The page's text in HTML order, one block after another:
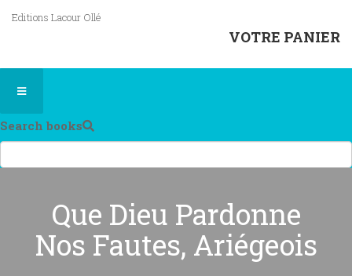
Editions Lacour Ollé
VOTRE PANIER
Search books
Que Dieu Pardonne
Nos Fautes, Ariégeois